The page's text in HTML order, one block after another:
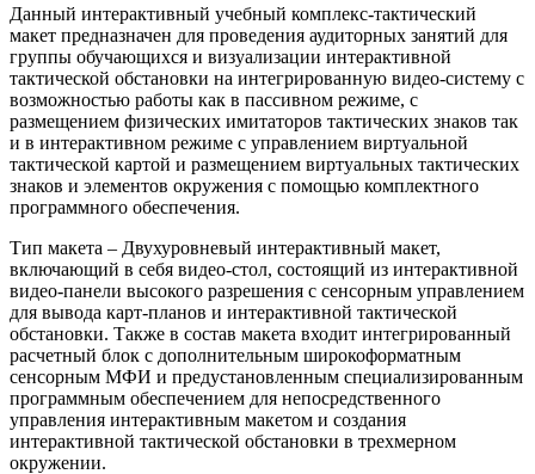
Данный интерактивный учебный комплекс-тактический
макет предназначен для проведения аудиторных занятий для
группы обучающихся и визуализации интерактивной
тактической обстановки на интегрированную видео-систему с
возможностью работы как в пассивном режиме, с
размещением физических имитаторов тактических знаков так
и в интерактивном режиме с управлением виртуальной
тактической картой и размещением виртуальных тактических
знаков и элементов окружения с помощью комплектного
программного обеспечения.
Тип макета – Двухуровневый интерактивный макет,
включающий в себя видео-стол, состоящий из интерактивной
видео-панели высокого разрешения с сенсорным управлением
для вывода карт-планов и интерактивной тактической
обстановки. Также в состав макета входит интегрированный
расчетный блок с дополнительным широкоформатным
сенсорным МФИ и предустановленным специализированным
программным обеспечением для непосредственного
управления интерактивным макетом и создания
интерактивной тактической обстановки в трехмерном
окружении.